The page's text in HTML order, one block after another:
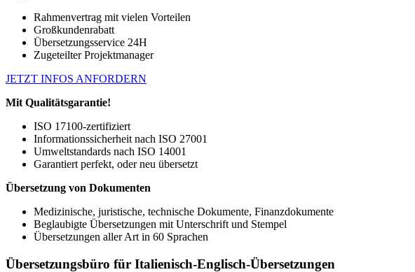
Rahmenvertrag mit vielen Vorteilen
Großkundenrabatt
Übersetzungsservice 24H
Zugeteilter Projektmanager
JETZT INFOS ANFORDERN
Mit Qualitätsgarantie!
ISO 17100-zertifiziert
Informationssicherheit nach ISO 27001
Umweltstandards nach ISO 14001
Garantiert perfekt, oder neu übersetzt
Übersetzung von Dokumenten
Medizinische, juristische, technische Dokumente, Finanzdokumente
Beglaubigte Übersetzungen mit Unterschrift und Stempel
Übersetzungen aller Art in 60 Sprachen
Übersetzungsbüro für Italienisch-Englisch-Übersetzungen